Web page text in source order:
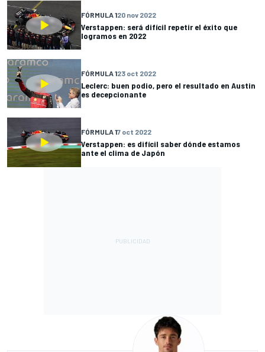
FÓRMULA 120 nov 2022
Verstappen: será difícil repetir el éxito que
logramos en 2022
FÓRMULA 123 oct 2022
Leclerc: buen podio, pero el resultado en Austin
es decepcionante
FÓRMULA 17 oct 2022
Verstappen: es difícil saber dónde estamos
ante el clima de Japón